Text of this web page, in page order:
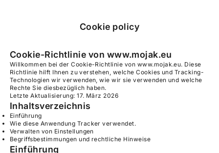
Cookie policy
Cookie-Richtlinie von www.mojak.eu
Willkommen bei der Cookie-Richtlinie von www.mojak.eu. Diese
Richtlinie hilft Ihnen zu verstehen, welche Cookies und Tracking-
Technologien wir verwenden, wie wir sie verwenden und welche
Rechte Sie diesbezüglich haben.
Letzte Aktualisierung: 17. März 2026
Inhaltsverzeichnis
Einführung
Wie diese Anwendung Tracker verwendet.
Verwalten von Einstellungen
Begriffsbestimmungen und rechtliche Hinweise
Einführung